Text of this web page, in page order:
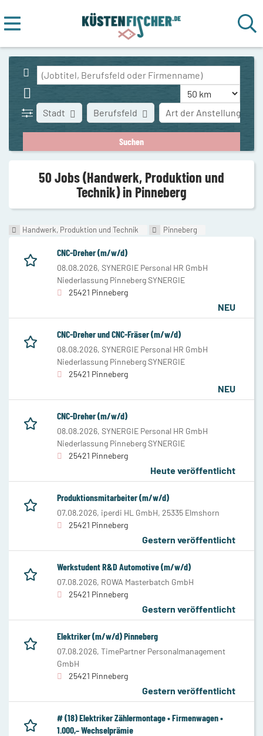
Stadt Art der Anstellung
Berufsfeld
50 Jobs (Handwerk, Produktion und
Technik) in Pinneberg
Handwerk, Produktion und Technik Pinneberg
CNC-Dreher (m/w/d)
08.08.2026, SYNERGIE Personal HR GmbH
Niederlassung Pinneberg SYNERGIE
25421 Pinneberg
NEU
CNC-Dreher und CNC-Fräser (m/w/d)
08.08.2026, SYNERGIE Personal HR GmbH
Niederlassung Pinneberg SYNERGIE
25421 Pinneberg
NEU
CNC-Dreher (m/w/d)
08.08.2026, SYNERGIE Personal HR GmbH
Niederlassung Pinneberg SYNERGIE
25421 Pinneberg
Heute veröffentlicht
Produktionsmitarbeiter (m/w/d)
07.08.2026, iperdi HL GmbH, 25335 Elmshorn
25421 Pinneberg
Gestern veröffentlicht
Werkstudent R&D Automotive (m/w/d)
07.08.2026, ROWA Masterbatch GmbH
25421 Pinneberg
Gestern veröffentlicht
Elektriker (m/w/d) Pinneberg
07.08.2026, TimePartner Personalmanagement
GmbH
25421 Pinneberg
Gestern veröffentlicht
# (18) Elektriker Zählermontage • Firmenwagen •
1.000,– Wechselprämie